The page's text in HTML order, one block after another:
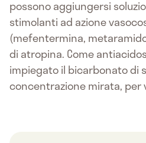
possono aggiungersi
stimolanti ad azione
(mefentermina,
di atropina. Come
impiegato il bicarbonato di
concentrazione mirata, per